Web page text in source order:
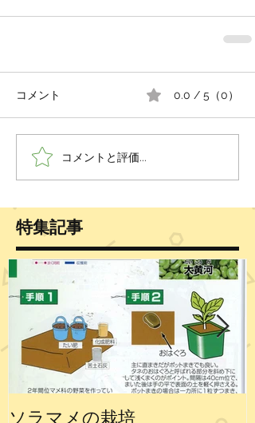
コメント 0.0 / 5（0）
コメントと評価...
特集記事
ソラマメの栽培